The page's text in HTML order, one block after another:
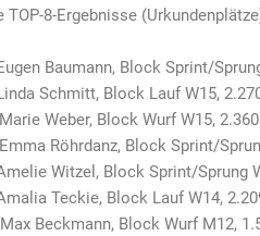
TOP-8-Ergebnisse
Baumann, Block Sprint/
Schmitt, Block Lauf W15,
Weber, Block Wurf W15,
Röhrdanz, Block Sprint/
Witzel, Block Sprint/Sprung
Teckie, Block Lauf W14,
Beckmann, Block Wurf M12,